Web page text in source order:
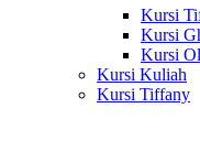
Kursi
Kursi
Kursi
Kursi Kuliah
Kursi Tiffany